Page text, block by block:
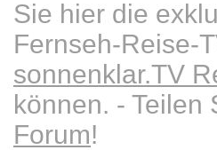
Sie hier die
Fernseh-Reise-
sonnenklar.TV
können. -
Forum!